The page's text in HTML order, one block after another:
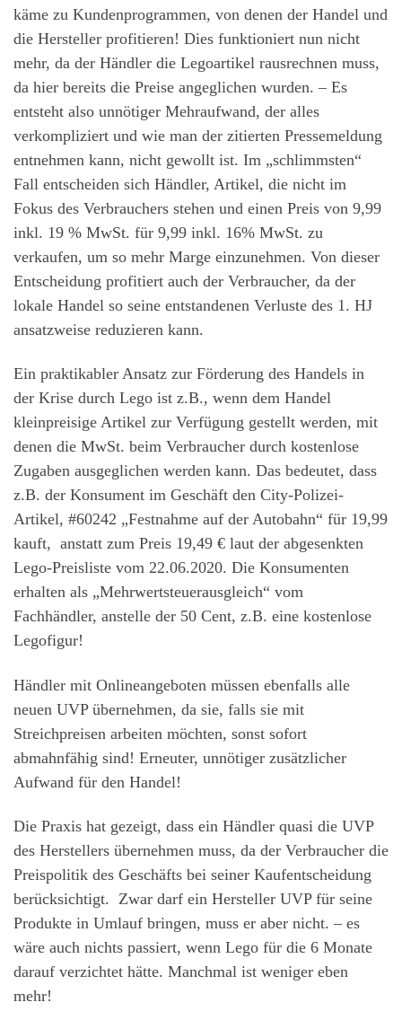
käme zu Kundenprogrammen, von denen der Handel und
die Hersteller profitieren! Dies funktioniert nun nicht
mehr, da der Händler die Legoartikel rausrechnen muss,
da hier bereits die Preise angeglichen wurden. – Es
entsteht also unnötiger Mehraufwand, der alles
verkompliziert und wie man der zitierten Pressemeldung
entnehmen kann, nicht gewollt ist. Im „schlimmsten“
Fall entscheiden sich Händler, Artikel, die nicht im
Fokus des Verbrauchers stehen und einen Preis von 9,99
inkl. 19 % MwSt. für 9,99 inkl. 16% MwSt. zu
verkaufen, um so mehr Marge einzunehmen. Von dieser
Entscheidung profitiert auch der Verbraucher, da der
lokale Handel so seine entstandenen Verluste des 1. HJ
ansatzweise reduzieren kann.
Ein praktikabler Ansatz zur Förderung des Handels in
der Krise durch Lego ist z.B., wenn dem Handel
kleinpreisige Artikel zur Verfügung gestellt werden, mit
denen die MwSt. beim Verbraucher durch kostenlose
Zugaben ausgeglichen werden kann. Das bedeutet, dass
z.B. der Konsument im Geschäft den City-Polizei-
Artikel, #60242 „Festnahme auf der Autobahn“ für 19,99
kauft, anstatt zum Preis 19,49 € laut der abgesenkten
Lego-Preisliste vom 22.06.2020. Die Konsumenten
erhalten als „Mehrwertsteuerausgleich“ vom
Fachhändler, anstelle der 50 Cent, z.B. eine kostenlose
Legofigur!
Händler mit Onlineangeboten müssen ebenfalls alle
neuen UVP übernehmen, da sie, falls sie mit
Streichpreisen arbeiten möchten, sonst sofort
abmahnfähig sind! Erneuter, unnötiger zusätzlicher
Aufwand für den Handel!
Die Praxis hat gezeigt, dass ein Händler quasi die UVP
des Herstellers übernehmen muss, da der Verbraucher die
Preispolitik des Geschäfts bei seiner Kaufentscheidung
berücksichtigt. Zwar darf ein Hersteller UVP für seine
Produkte in Umlauf bringen, muss er aber nicht. – es
wäre auch nichts passiert, wenn Lego für die 6 Monate
darauf verzichtet hätte. Manchmal ist weniger eben
mehr!